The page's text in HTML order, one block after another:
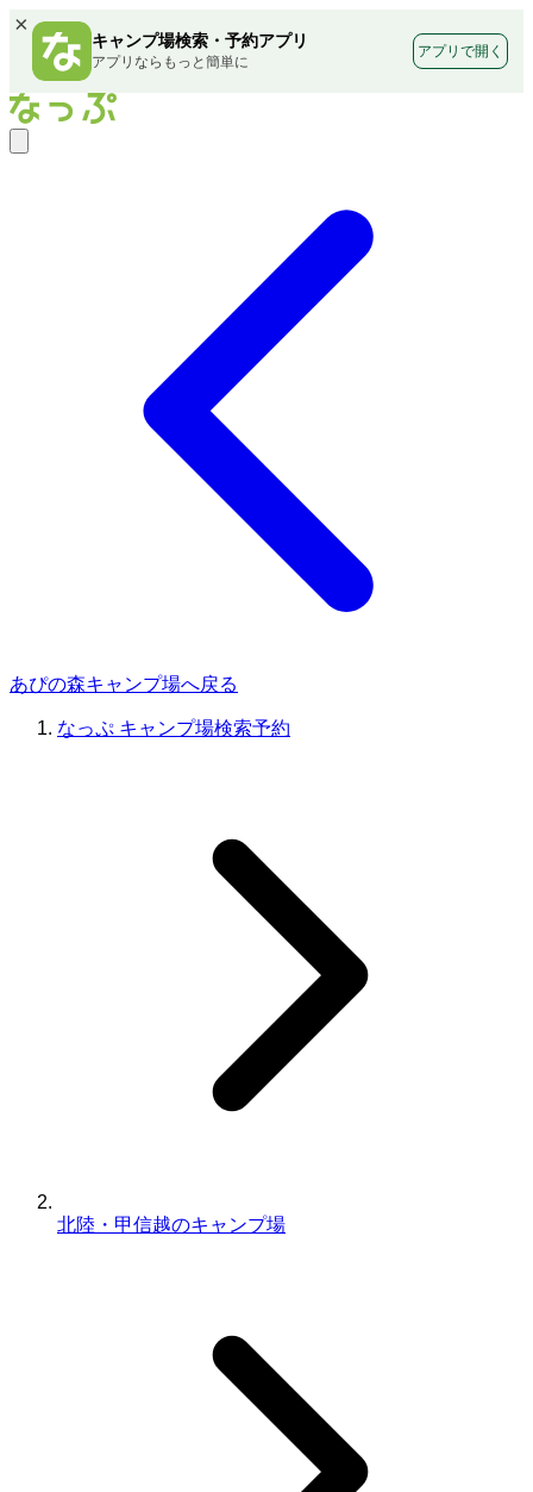
×
キャンプ場検索・予約アプリ
アプリならもっと簡単に
アプリで開く
あぴの森キャンプ場へ戻る
なっぷ キャンプ場検索予約
北陸・甲信越のキャンプ場